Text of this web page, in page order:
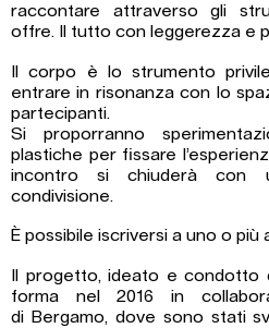
raccontare attraverso gli
offre. Il tutto con leggerezza e
Il corpo è lo strumento
entrare in risonanza con lo
partecipanti.
Si proporranno
plastiche per fissare
incontro si chiuderà con
condivisione.
È possibile iscriversi a uno o più
Il progetto, ideato e condotto
forma nel 2016 in
di Bergamo, dove sono stati